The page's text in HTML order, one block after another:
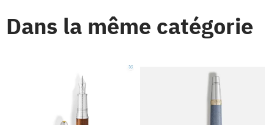
Dans la même catégorie